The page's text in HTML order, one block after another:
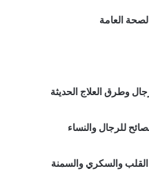
وطرق العلاج الحديثة
للرجال والنساء
القلب والسكري والسمنة